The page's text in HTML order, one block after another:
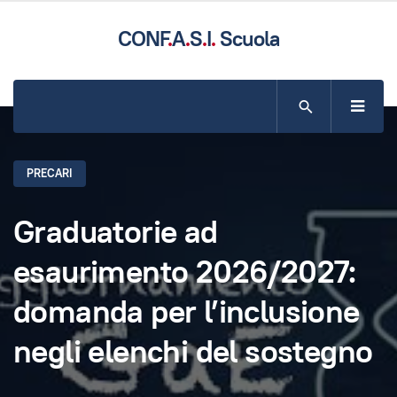
CONF.A.S.I.Scuola
PRECARI
Graduatorie ad
esaurimento 2026/2027:
domanda per l’inclusione
negli elenchi del sostegno